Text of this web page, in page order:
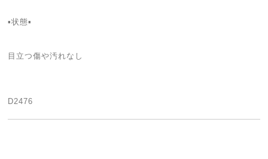
▪状態▪
目立つ傷や汚れなし
D2476